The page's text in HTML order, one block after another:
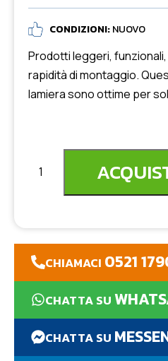
CONDIZIONI:NUOVO
Prodotti leggeri,
rapidità di montaggio.
lamiera sono ottime per
CHIAMACI 0521
CHATTA SU
CHATTA SU